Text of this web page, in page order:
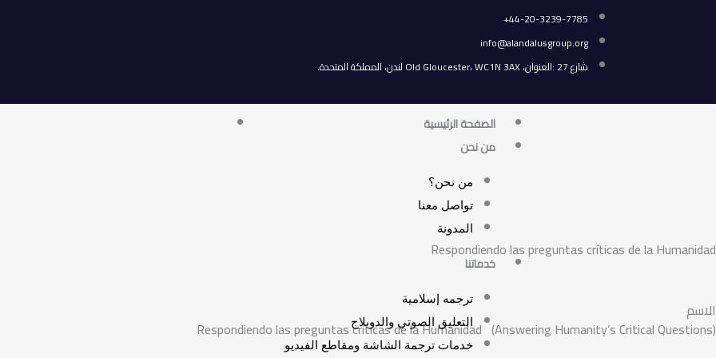
44-20-3239-7785+
info@alandalusgroup.org
شارع 27 :العنوان، Old Gloucester، WC1N 3AX لندن، المملكة المتحدة.
الصفحة الرئيسية
من نحن
من نحن؟
تواصل معنا
المدونة
خدماتنا
ترجمه إسلامية
التعليق الصوتي والدوبلاج
خدمات ترجمة الشاشة ومقاطع الفيديو
Respondiendo las preguntas críticas de la Humanidad
الاسم
Respondiendo las preguntas críticas de la Humanidad (Answering Humanity’s Critical Questions)